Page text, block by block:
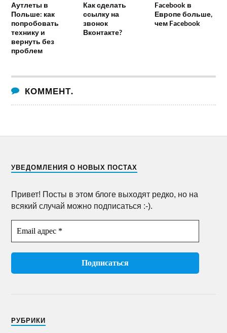
Аутлеты в
Польше: как
попробовать
технику и
вернуть без
проблем
Как сделать
ссылку на
звонок
Вконтакте?
Facebook в
Европе больше,
чем Facebook
КОММЕНТ.
УВЕДОМЛЕНИЯ О НОВЫХ ПОСТАХ
Привет! Посты в этом блоге выходят редко, но на
всякий случай можно подписаться :-).
РУБРИКИ